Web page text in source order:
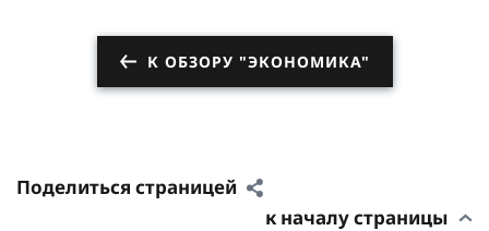
К ОБЗОРУ "ЭКОНОМИКА"
Поделиться страницей
к началу страницы